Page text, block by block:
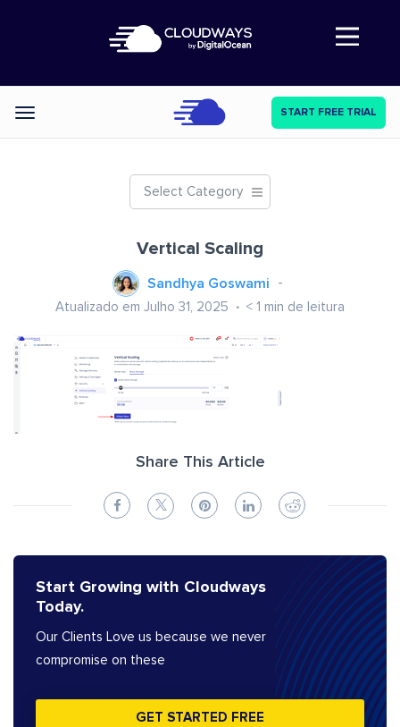
Abre a navegação
Categories START FREE TRIAL
Select Category
Vertical Scaling
Sandhya Goswami
Atualizado em Julho 31, 2025 < 1 min de leitura
Share This Article
Start Growing with Cloudways
Today.
Our Clients Love us because we never
compromise on these
GET STARTED FREE